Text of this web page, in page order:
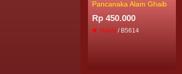
Pancanaka Alam Ghaib
Rp 450.000
Habis / B5614